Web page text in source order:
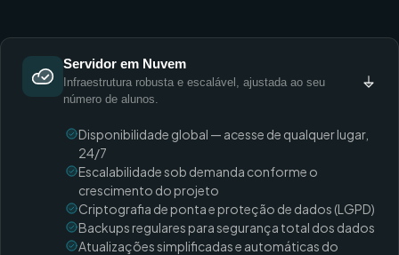
Servidor em Nuvem
Infraestrutura robusta e escalável, ajustada ao seu
número de alunos.
Disponibilidade global — acesse de qualquer lugar,
24/7
Escalabilidade sob demanda conforme o
crescimento do projeto
Criptografia de ponta e proteção de dados (LGPD)
Backups regulares para segurança total dos dados
Atualizações simplificadas e automáticas do